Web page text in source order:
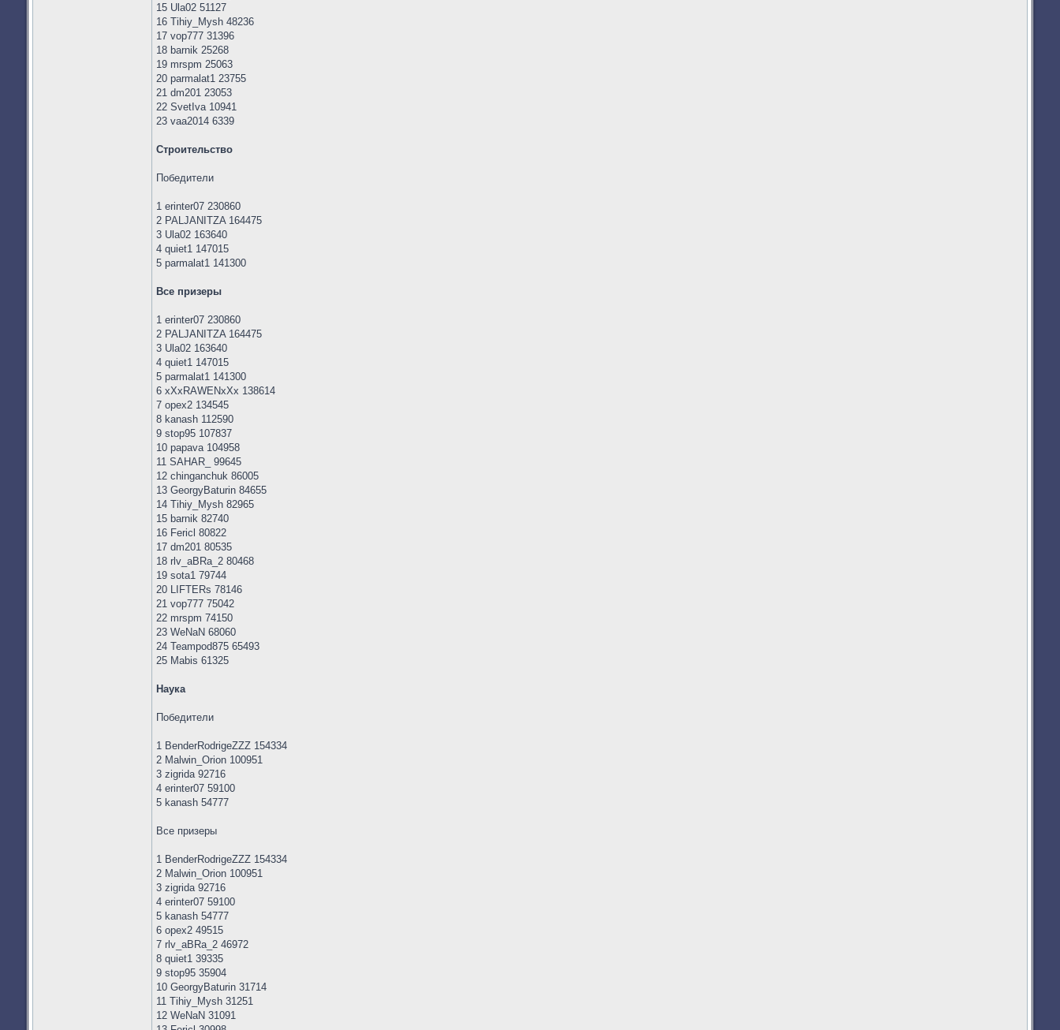
15 Ula02 51127
16 Tihiy_Mysh 48236
17 vop777 31396
18 barnik 25268
19 mrspm 25063
20 parmalat1 23755
21 dm201 23053
22 SvetIva 10941
23 vaa2014 6339
Строительство
Победители
1 erinter07 230860
2 PALJANITZA 164475
3 Ula02 163640
4 quiet1 147015
5 parmalat1 141300
Все призеры
1 erinter07 230860
2 PALJANITZA 164475
3 Ula02 163640
4 quiet1 147015
5 parmalat1 141300
6 xXxRAWENxXx 138614
7 opex2 134545
8 kanash 112590
9 stop95 107837
10 papava 104958
11 SAHAR_ 99645
12 chinganchuk 86005
13 GeorgyBaturin 84655
14 Tihiy_Mysh 82965
15 barnik 82740
16 Fericl 80822
17 dm201 80535
18 rlv_aBRa_2 80468
19 sota1 79744
20 LIFTERs 78146
21 vop777 75042
22 mrspm 74150
23 WeNaN 68060
24 Teampod875 65493
25 Mabis 61325
Наука
Победители
1 BenderRodrigeZZZ 154334
2 Malwin_Orion 100951
3 zigrida 92716
4 erinter07 59100
5 kanash 54777
Все призеры
1 BenderRodrigeZZZ 154334
2 Malwin_Orion 100951
3 zigrida 92716
4 erinter07 59100
5 kanash 54777
6 opex2 49515
7 rlv_aBRa_2 46972
8 quiet1 39335
9 stop95 35904
10 GeorgyBaturin 31714
11 Tihiy_Mysh 31251
12 WeNaN 31091